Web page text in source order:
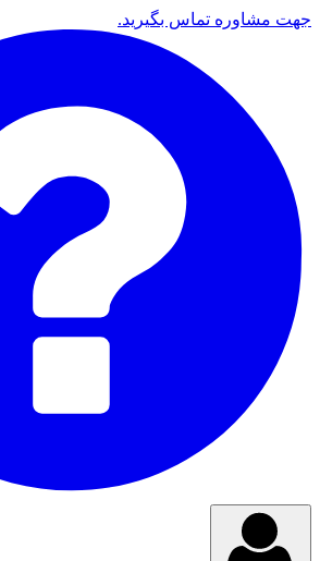
جهت مشاوره تماس بگیرید.